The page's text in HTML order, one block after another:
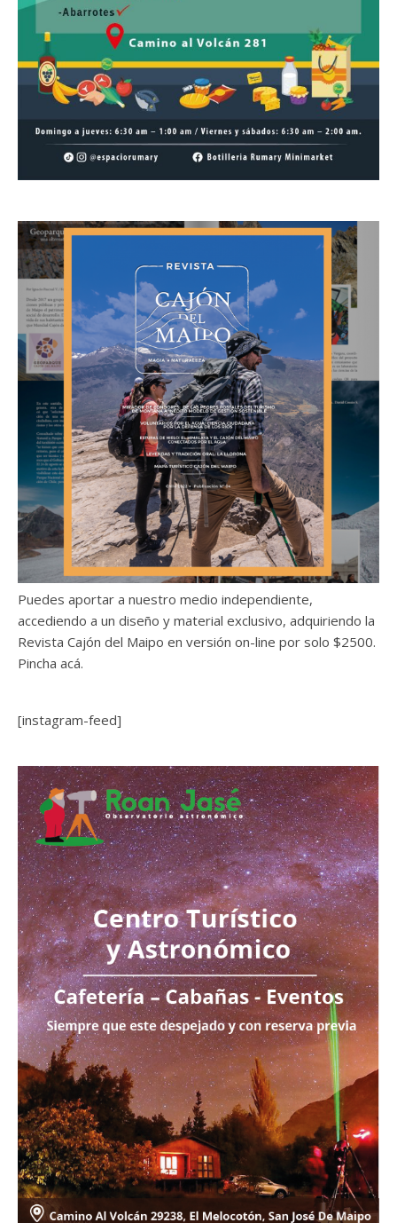
Puedes aportar a nuestro medio independiente,
accediendo a un diseño y material exclusivo, adquiriendo la
Revista Cajón del Maipo en versión on-line por solo $2500.
Pincha acá.
[instagram-feed]